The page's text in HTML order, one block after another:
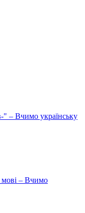
" – Вчимо українську
мові – Вчимо